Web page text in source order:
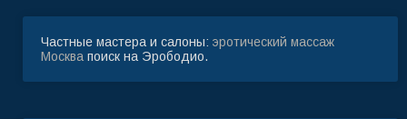
Частные мастера и салоны: эротический массаж
Москва поиск на Эрободио.